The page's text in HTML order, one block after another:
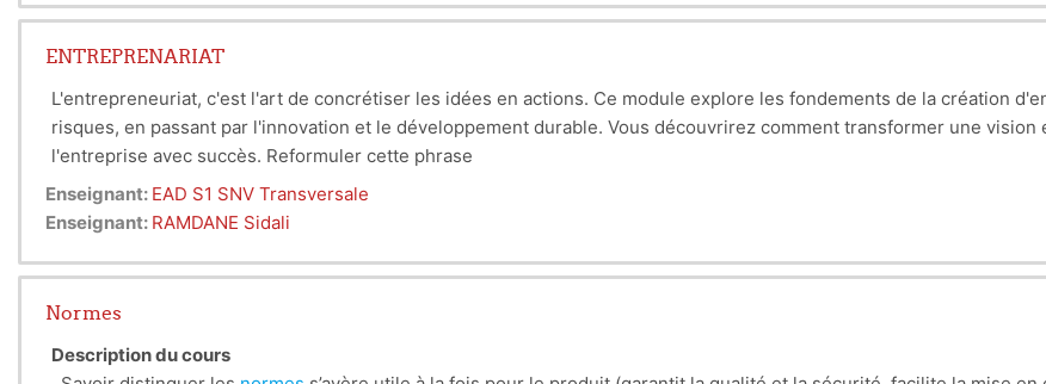
ENTREPRENARIAT
L'entrepreneuriat, c'est l'art de concrétiser les idées en actions. Ce module explore les fondements de la création
risques, en passant par l'innovation et le développement durable. Vous découvrirez comment transformer une
l'entreprise avec succès. Reformuler cette phrase
Enseignant: EAD S1 SNV Transversale
Enseignant: RAMDANE Sidali
Normes
Description du cours